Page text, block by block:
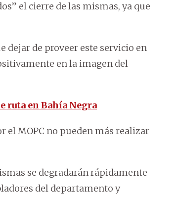
el cierre de las mismas, ya que
dejar de proveer este servicio en
en la imagen del
ruta en Bahía Negra
el MOPC no pueden más realizar
se degradarán rápidamente
del departamento y